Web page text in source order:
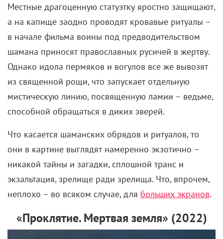
Местные драгоценную статуэтку яростно защищают,
а на капище заодно проводят кровавые ритуалы –
в начале фильма воины под предводительством
шамана приносят православных русичей в жертву.
Однако идола пермяков и вогулов все же вывозят
из священной рощи, что запускает отдельную
мистическую линию, посвященную ламии – ведьме,
способной обращаться в диких зверей.
Что касается шаманских обрядов и ритуалов, то
они в картине выглядят намеренно экзотично –
никакой тайны и загадки, сплошной транс и
экзальтация, зрелище ради зрелища. Что, впрочем,
неплохо – во всяком случае, для больших экранов.
«Проклятие. Мертвая земля» (2022)